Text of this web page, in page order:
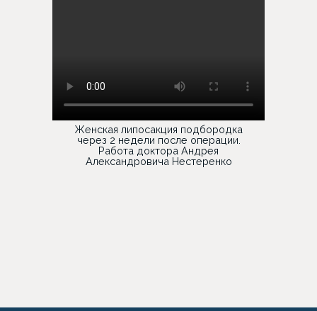
Женская липосакция подбородка
через 2 недели после операции.
Работа доктора Андрея
Александровича Нестеренко